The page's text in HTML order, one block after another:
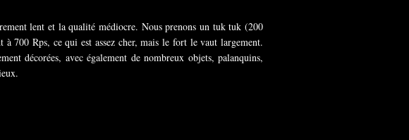
lent et la qualité médiocre. Nous prenons un tuk tuk (200
700 Rps, ce qui est assez cher, mais le fort le vaut largement.
décorées, avec également de nombreux objets, palanquins,